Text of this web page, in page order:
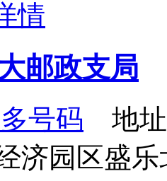
情
邮政支局
号码 地址
济园区盛